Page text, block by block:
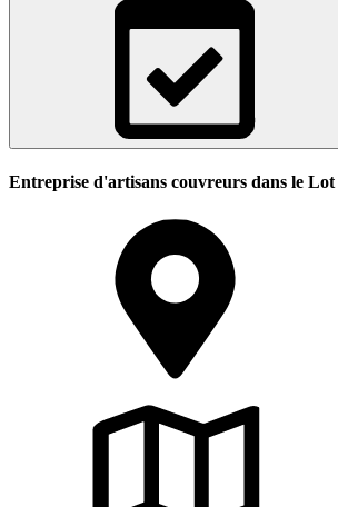
Entreprise d'artisans couvreurs dans le Lot